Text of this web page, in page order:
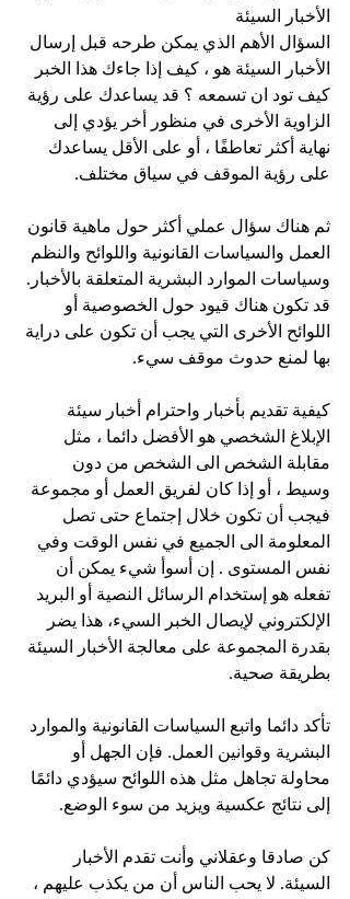
الأخبار السيئة
السؤال الأهم الذي يمكن طرحه قبل إرسال
الأخبار السيئة هو ، كيف إذا جاءك هذا الخبر
كيف تود ان تسمعه ؟ قد يساعدك على رؤية
الزاوية الأخرى في منظور أخر يؤدي إلى
نهاية أكثر تعاطفًا ، أو على الأقل يساعدك
على رؤية الموقف في سياق مختلف.
ثم هناك سؤال عملي أكثر حول ماهية قانون
العمل والسياسات القانونية واللوائح والنظم
وسياسات الموارد البشرية المتعلقة بالأخبار.
قد تكون هناك قيود حول الخصوصية أو
اللوائح الأخرى التي يجب أن تكون على دراية
بها لمنع حدوث موقف سيء.
كيفية تقديم بأخبار واحترام أخبار سيئة
الإبلاغ الشخصي هو الأفضل دائما ، مثل
مقابلة الشخص الى الشخص من دون
وسيط ، أو إذا كان لفريق العمل أو مجموعة
فيجب أن تكون خلال إجتماع حتى تصل
المعلومة الى الجميع في نفس الوقت وفي
نفس المستوى . إن أسوأ شيء يمكن أن
تفعله هو إستخدام الرسائل النصية أو البريد
الإلكتروني لإيصال الخبر السيء، هذا يضر
بقدرة المجموعة على معالجة الأخبار السيئة
بطريقة صحية.
تأكد دائما واتبع السياسات القانونية والموارد
البشرية وقوانين العمل. فإن الجهل أو
محاولة تجاهل مثل هذه اللوائح سيؤدي دائمًا
إلى نتائج عكسية ويزيد من سوء الوضع.
كن صادقا وعقلاني وأنت تقدم الأخبار
السيئة. لا يحب الناس أن من يكذب عليهم ،